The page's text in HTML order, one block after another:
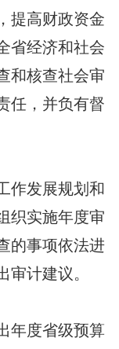
提高财政资金
省经济和社会
和核查社会审
任，并负有督
发展规划和
织实施年度审
的事项依法进
计建议。
度省级预算